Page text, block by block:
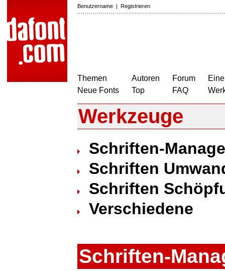
Benutzername | Registrieren
Themen
Neue Fonts
Autoren
Top
Forum
FAQ
Werkzeuge
Schriften-
Schriften
Schriften
Verschiedene
Schriften-